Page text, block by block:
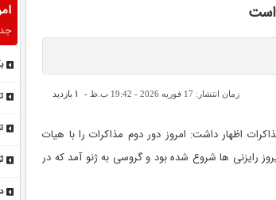
است
زمان انتشار: 17 فوریه 2026 - 19:42 ب.ظ - 1بازدید
اظهار داشت: امروز دور دوم مذاکرات را با هیات
رایزنی ها شروع شده بود و گروسی به ژنو آمد که در